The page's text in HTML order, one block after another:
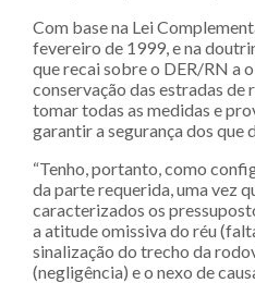
Com base na Lei
fevereiro de 1999, e na
que recai sobre o DER/RN a
conservação das estradas de
tomar todas as medidas e
garantir a segurança dos que
“Tenho, portanto, como
da parte requerida, uma vez
caracterizados os
a atitude omissiva do réu
sinalização do trecho da
(negligência) e o nexo de